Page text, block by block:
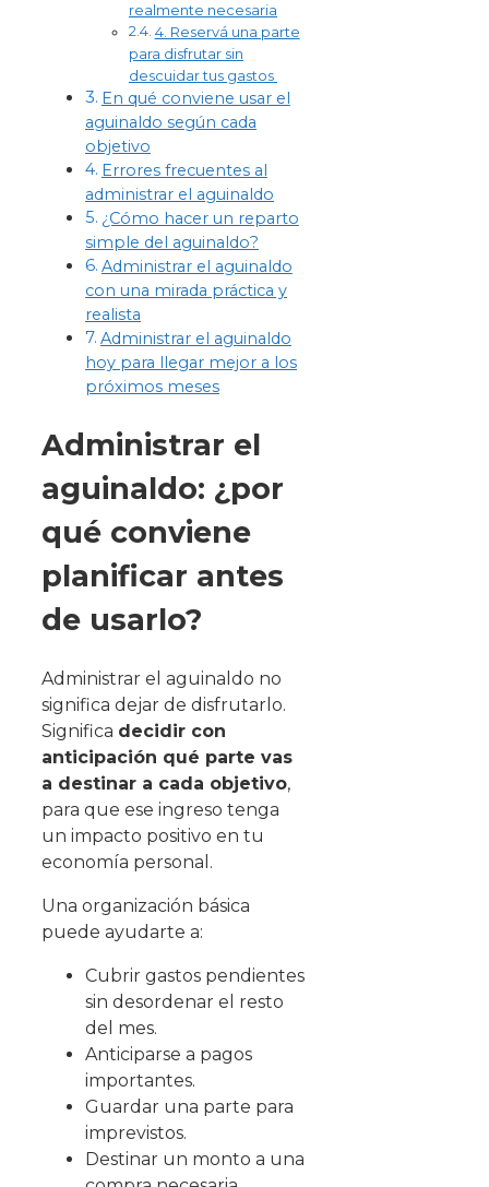
realmente necesaria
4. Reservá una parte
para disfrutar sin
descuidar tus gastos
En qué conviene usar el
aguinaldo según cada
objetivo
Errores frecuentes al
administrar el aguinaldo
¿Cómo hacer un reparto
simple del aguinaldo?
Administrar el aguinaldo
con una mirada práctica y
realista
Administrar el aguinaldo
hoy para llegar mejor a los
próximos meses
Administrar el
aguinaldo: ¿por
qué conviene
planificar antes
de usarlo?
Administrar el aguinaldo no
significa dejar de disfrutarlo.
Significa decidir con
anticipación qué parte vas
a destinar a cada objetivo,
para que ese ingreso tenga
un impacto positivo en tu
economía personal.
Una organización básica
puede ayudarte a:
Cubrir gastos pendientes
sin desordenar el resto
del mes.
Anticiparse a pagos
importantes.
Guardar una parte para
imprevistos.
Destinar un monto a una